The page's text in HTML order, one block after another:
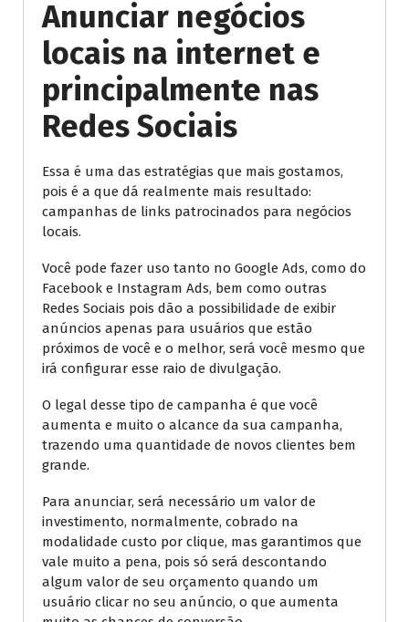
Anunciar negócios
locais na internet e
principalmente nas
Redes Sociais
Essa é uma das estratégias que mais gostamos,
pois é a que dá realmente mais resultado:
campanhas de links patrocinados para negócios
locais.
Você pode fazer uso tanto no Google Ads, como do
Facebook e Instagram Ads, bem como outras
Redes Sociais pois dão a possibilidade de exibir
anúncios apenas para usuários que estão
próximos de você e o melhor, será você mesmo que
irá configurar esse raio de divulgação.
O legal desse tipo de campanha é que você
aumenta e muito o alcance da sua campanha,
trazendo uma quantidade de novos clientes bem
grande.
Para anunciar, será necessário um valor de
investimento, normalmente, cobrado na
modalidade custo por clique, mas garantimos que
vale muito a pena, pois só será descontando
algum valor de seu orçamento quando um
usuário clicar no seu anúncio, o que aumenta